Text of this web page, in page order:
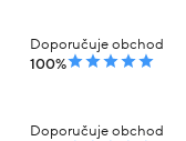
Doporučuje obchod
100%
Doporučuje obchod